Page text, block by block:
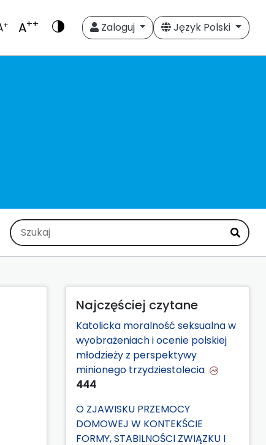
+ A++ Zaloguj Język Polski
Najczęściej czytane
Katolicka moralność seksualna w
wyobrażeniach i ocenie polskiej
młodzieży z perspektywy
minionego trzydziestolecia
444
O ZJAWISKU PRZEMOCY
DOMOWEJ W KONTEKŚCIE
FORMY, STABILNOŚCI ZWIĄZKU I